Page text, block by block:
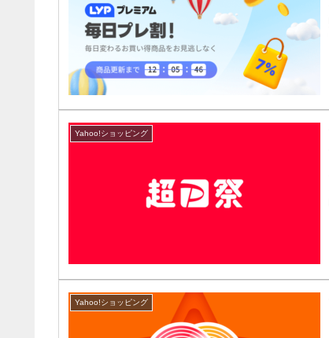
Yahoo!ショッピング
Yahoo!ショッピング